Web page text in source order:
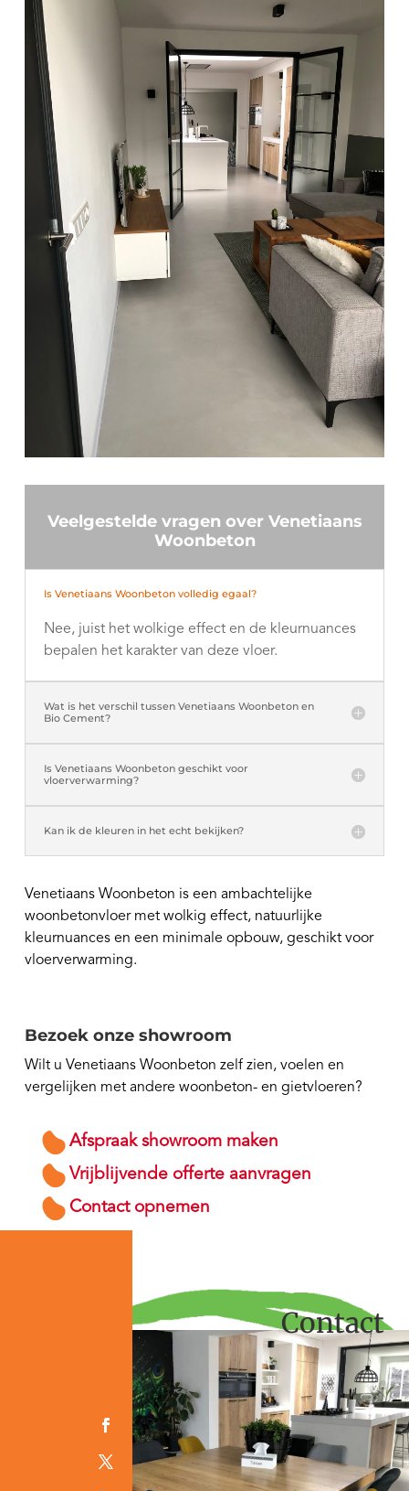
Veelgestelde vragen over Venetiaans
Woonbeton
Is Venetiaans Woonbeton volledig egaal?
Nee, juist het wolkige effect en de kleurnuances
bepalen het karakter van deze vloer.
Wat is het verschil tussen Venetiaans Woonbeton en
Bio Cement?
Is Venetiaans Woonbeton geschikt voor
vloerverwarming?
Kan ik de kleuren in het echt bekijken?
Venetiaans Woonbeton is een ambachtelijke
woonbetonvloer met wolkig effect, natuurlijke
kleurnuances en een minimale opbouw, geschikt voor
vloerverwarming.
Bezoek onze showroom
Wilt u Venetiaans Woonbeton zelf zien, voelen en
vergelijken met andere woonbeton- en gietvloeren?
Afspraak showroom maken
Vrijblijvende offerte aanvragen
Contact opnemen
Contact